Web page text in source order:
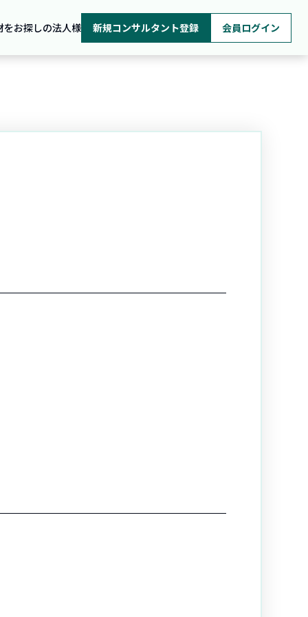
をお探しの法人様 新規コンサルタント登録 会員ログイン